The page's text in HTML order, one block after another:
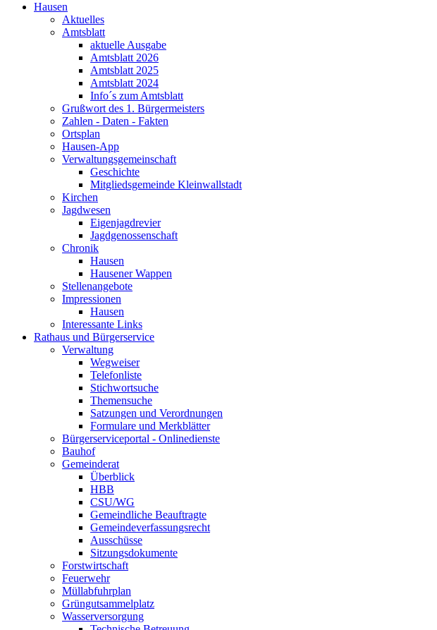
Hausen
Aktuelles
Amtsblatt
aktuelle Ausgabe
Amtsblatt 2026
Amtsblatt 2025
Amtsblatt 2024
Info´s zum Amtsblatt
Grußwort des 1. Bürgermeisters
Zahlen - Daten - Fakten
Ortsplan
Hausen-App
Verwaltungsgemeinschaft
Geschichte
Mitgliedsgemeinde Kleinwallstadt
Kirchen
Jagdwesen
Eigenjagdrevier
Jagdgenossenschaft
Chronik
Hausen
Hausener Wappen
Stellenangebote
Impressionen
Hausen
Interessante Links
Rathaus und Bürgerservice
Verwaltung
Wegweiser
Telefonliste
Stichwortsuche
Themensuche
Satzungen und Verordnungen
Formulare und Merkblätter
Bürgerserviceportal - Onlinedienste
Bauhof
Gemeinderat
Überblick
HBB
CSU/WG
Gemeindliche Beauftragte
Gemeindeverfassungsrecht
Ausschüsse
Sitzungsdokumente
Forstwirtschaft
Feuerwehr
Müllabfuhrplan
Grüngutsammelplatz
Wasserversorgung